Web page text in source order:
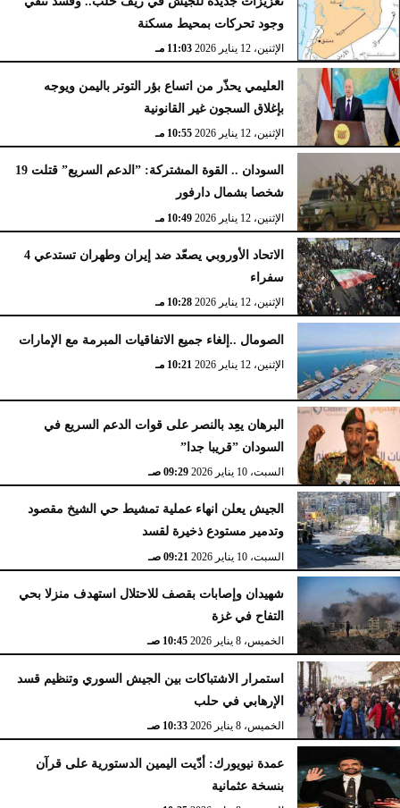
وجود تحركات بمحيط مسكنة
الإثنين، 12 يناير 2026 11:03 مـ
العليمي يحذّر من اتساع بؤر التوتر باليمن ويوجه
بإغلاق السجون غير القانونية
الإثنين، 12 يناير 2026 10:55 مـ
السودان .. القوة المشتركة: ”الدعم السريع” قتلت 19
شخصا بشمال دارفور
الإثنين، 12 يناير 2026 10:49 مـ
الاتحاد الأوروبي يصعّد ضد إيران وطهران تستدعي 4
سفراء
الإثنين، 12 يناير 2026 10:28 مـ
الصومال ..إلغاء جميع الاتفاقيات المبرمة مع الإمارات
الإثنين، 12 يناير 2026 10:21 مـ
البرهان يعِد بالنصر على قوات الدعم السريع في
السودان ”قريبا جدا”
السبت، 10 يناير 2026 09:29 صـ
الجيش يعلن انهاء عملية تمشيط حي الشيخ مقصود
وتدمير مستودع ذخيرة لقسد
السبت، 10 يناير 2026 09:21 صـ
شهيدان وإصابات بقصف للاحتلال استهدف منزلا بحي
التفاح في غزة
الخميس، 8 يناير 2026 10:45 صـ
استمرار الاشتباكات بين الجيش السوري وتنظيم قسد
الإرهابي في حلب
الخميس، 8 يناير 2026 10:33 صـ
عمدة نيويورك: أدّيت اليمين الدستورية على قرآن
بنسخة عثمانية